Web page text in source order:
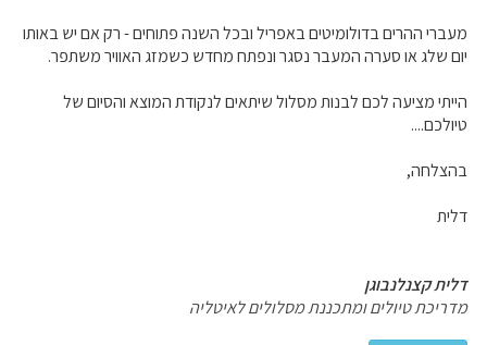
מעברי ההרים בדולומיטים באפריל ובכל השנה פתוחים - רק אם יש באותו
יום שלג או סערה המעבר נסגר ונפתח מחדש כשמזג האוויר משתפר.
הייתי מציעה לכם לבנות מסלול שיתאים לנקודת המוצא והסיום של
טיולכם....
בהצלחה,
דלית
דלית קצנלנבוגן
מדריכת טיולים ומתכננת מסלולים לאיטליה